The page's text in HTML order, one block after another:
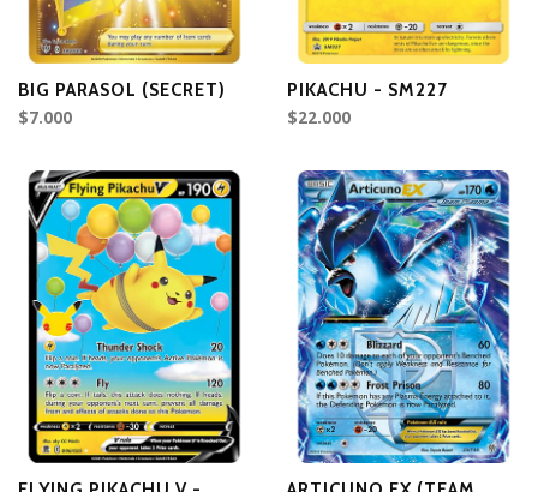
BIG PARASOL (SECRET)
$7.000
PIKACHU - SM227
$22.000